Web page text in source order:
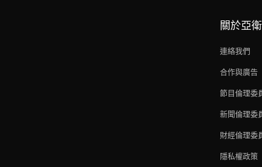
關於亞衛
連絡我們
合作與廣告
節目倫理委
新聞倫理委
財經倫理委
隱私權政策